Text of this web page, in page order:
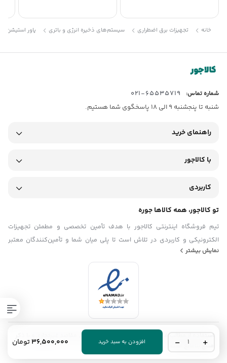
36,500,000تومان پاور
استیشن
بلوتی
افزودن به سبد خرید
خانه تجهیزات برق اضطراری سیستم‌های ذخیره انرژی و باتری پاور استیشن
شماره تماس:
65535719-021
شنبه تا پنجشنبه 9 الی 18 پاسخگوی شما هستیم.
راهنمای خرید
با کالاجور
کاربردی
تو کالاجور، همه کالاها جوره
تیم فروشگاه اینترنتی کالاجور با هدف تأمین تخصصی و مطمئن تجهیزات
الکترونیکی و کاربردی در تلاش است تا پلی میان شما و تأمین‌کنندگان معتبر
باشد. ما در تیم کالاجور تلاش می‌کنیم با ارائه‌ی محصولاتی باکیفیت و اصل، همراه
با قیمت منصفانه و مشاوره فنی دقیق، فرایند خرید تجهیزات را برای مشتریان
ساده، سریع و قابل اعتماد کنیم. با شناخت دقیق نیازهای بازار کشور و تمرکز بر
رضایت مشتری، تیم فروشگاه اینترنتی کالاجور گام به گام در مسیر توسعه حرکت
نمایش بیشتر
استفاده از مطالب فروشگاه اینترنتی کالاجور فقط برای مقاصد غیرتجاری و با ذکر
منبع بلامانع است.